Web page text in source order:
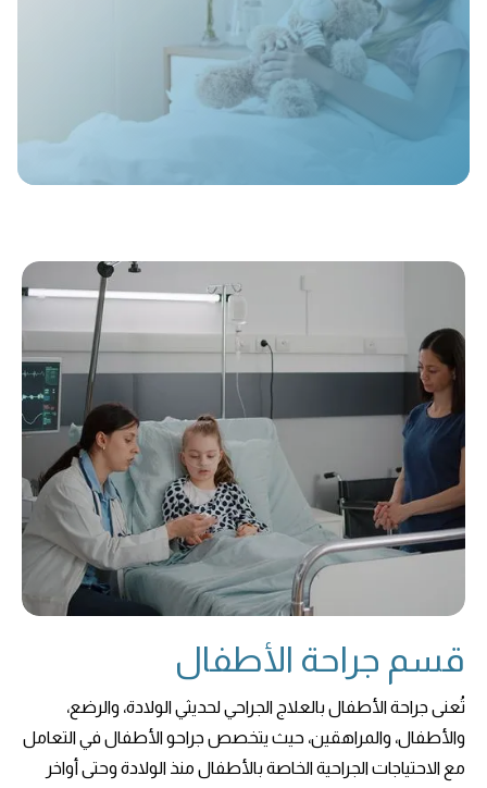
قسم جراحة الأطفال
تُعنى جراحة الأطفال بالعلاج الجراحي لحديثي الولادة، والرضع،
والأطفال، والمراهقين، حيث يتخصص جراحو الأطفال في التعامل
مع الاحتياجات الجراحية الخاصة بالأطفال منذ الولادة وحتى أواخر